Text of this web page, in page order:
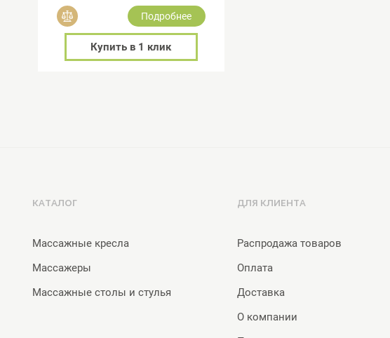
Добавить в сравнение
Подробнее
Купить в 1 клик
КАТАЛОГ
Массажные кресла
Массажеры
Массажные столы и стулья
ДЛЯ КЛИЕНТА
Распродажа товаров
Оплата
Доставка
О компании